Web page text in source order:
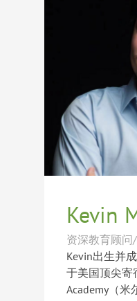
商业分析、
验。他能够
视角出发，
除了教育咨
尼亚、美国
目，协助贫
为当地学生
程。他始终
也因此对陪伴
借自身寄宿
理员的经验，
发展，更重视
合素质的培养
Kevin
资深教育顾
Kevin出生并
于美国顶尖寄
Academy（米